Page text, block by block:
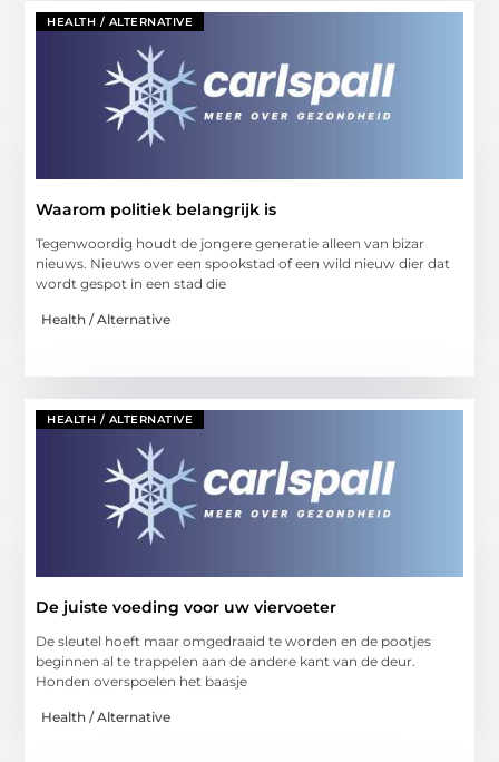
HEALTH / ALTERNATIVE
Waarom politiek belangrijk is
Tegenwoordig houdt de jongere generatie alleen van bizar
nieuws. Nieuws over een spookstad of een wild nieuw dier dat
wordt gespot in een stad die
Health / Alternative
HEALTH / ALTERNATIVE
De juiste voeding voor uw viervoeter
De sleutel hoeft maar omgedraaid te worden en de pootjes
beginnen al te trappelen aan de andere kant van de deur.
Honden overspoelen het baasje
Health / Alternative